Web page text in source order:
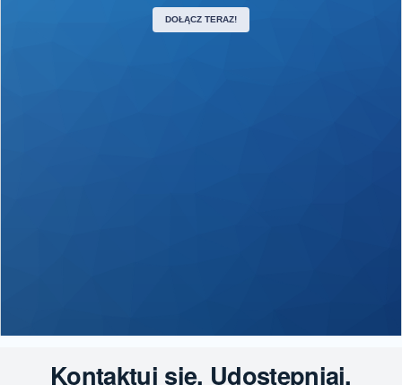
DOŁĄCZ TERAZ!
Kontaktuj się. Udostępniaj.